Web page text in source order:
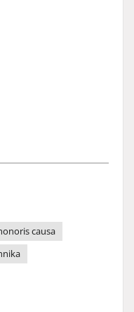
causa